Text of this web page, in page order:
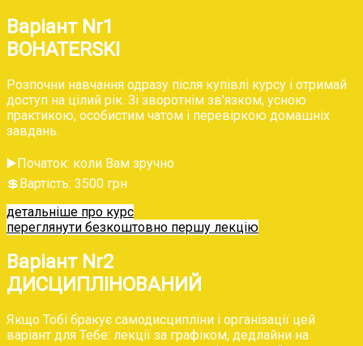
Варіант Nr1
BOHATERSKI
‌Розпочни навчання одразу після купівлі курсу і отримай
доступ на цілий рік. Зі зворотнім зв'язком, усною
практикою, особистим чатом і перевіркою домашніх
завдань.
▶️Початок: коли Вам зручно
💲‌Вартість: 3500 грн
детальніше про курс
переглянути безкоштовно першу лекцію
Варіант Nr2
ДИСЦИПЛІНОВАНИЙ
‌Якщо Тобі бракує самодисципліни і організації цей
варіант для Тебе: лекції за графіком, дедлайни на